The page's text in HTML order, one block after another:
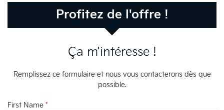
Profitez de l'offre !
Ça m'intéresse !
Remplissez ce formulaire et nous vous contacterons dès que
possible.
First Name *